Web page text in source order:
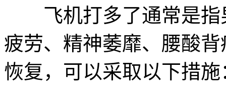
飞机打多了通常是指
疲劳、精神萎靡、腰酸
恢复，可以采取以下措施